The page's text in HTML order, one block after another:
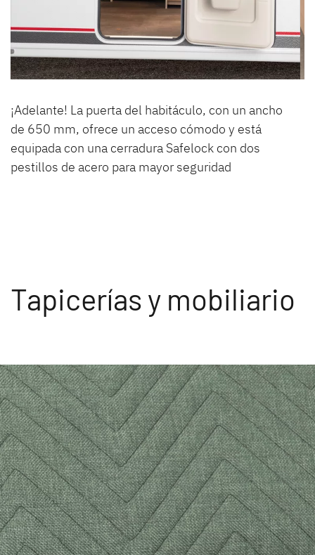
¡Adelante! La puerta del habitáculo, con un ancho
de 650 mm, ofrece un acceso cómodo y está
equipada con una cerradura Safelock con dos
pestillos de acero para mayor seguridad
Tapicerías y mobiliario